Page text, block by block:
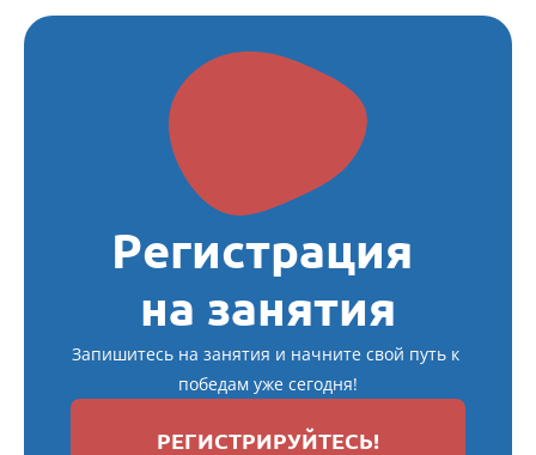
Регистрация
на занятия
Запишитесь на занятия и начните свой путь к
победам уже сегодня!
РЕГИСТРИРУЙТЕСЬ!